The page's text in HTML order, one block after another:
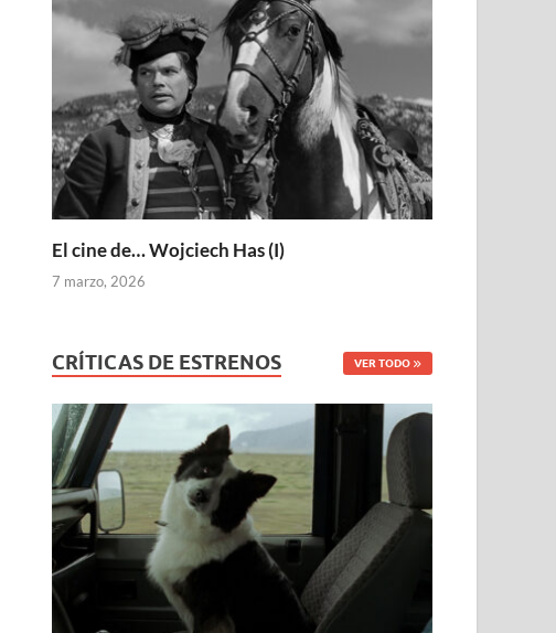
El cine de… Wojciech Has (I)
7 marzo, 2026
CRÍTICAS DE ESTRENOS VER TODO